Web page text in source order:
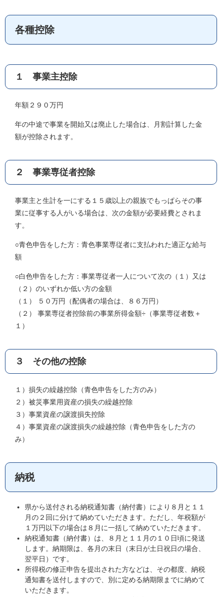
各種控除
１ 事業主控除
年額２９０万円
年の中途で事業を開始又は廃止した場合は、月割計算した金
額が控除されます。
２ 事業専従者控除
事業主と生計を一にする１５歳以上の親族でもっぱらその事
業に従事する人がいる場合は、次の金額が必要経費とされま
す。
○青色申告をした方：青色事業専従者に支払われた適正な給与
額
○白色申告をした方：事業専従者一人について次の（１）又は
（２）のいずれか低い方の金額
（１） ５０万円（配偶者の場合は、８６万円）
（２） 事業専従者控除前の事業所得金額÷（事業専従者数＋
１）
３ その他の控除
１）損失の繰越控除（青色申告をした方のみ）
２）被災事業用資産の損失の繰越控除
３）事業資産の譲渡損失控除
４）事業資産の譲渡損失の繰越控除（青色申告をした方の
み）
納税
県から送付される納税通知書（納付書）により８月と１１
月の２回に分けて納めていただきます。ただし、年税額が
１万円以下の場合は８月に一括して納めていただきます。
納税通知書（納付書）は、８月と１１月の１０日頃に発送
します。納期限は、各月の末日（末日が土日祝日の場合、
翌平日）です。
所得税の修正申告を提出された方などは、その都度、納税
通知書を送付しますので、別に定める納期限までに納めて
いただきます。